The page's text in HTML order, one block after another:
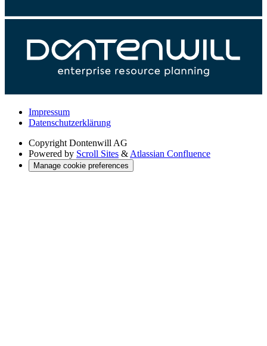
Impressum
Datenschutzerklärung
Copyright Dontenwill AG
Powered by Scroll Sites & Atlassian Confluence
Manage cookie preferences